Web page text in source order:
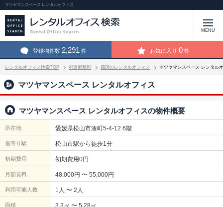
マツヤマンスペース レンタルオフィス
MENU
登録物件数 2,291 件 お気に入り 0 件
レンタルオフィス検索TOP 都道府県別 四国のレンタルオフィス マツヤマンスペース レンタル
マツヤマンスペース レンタルオフィス
マツヤマンスペース レンタルオフィスの物件概要
所在地 愛媛県松山市湊町5-4-12 6階
最寄り駅 松山市駅から徒歩1分
初期費用 初期費用0円
月額賃料 48,000円 〜 55,000円
利用可能人数 1人 〜 2人
面積